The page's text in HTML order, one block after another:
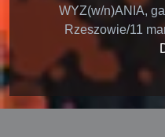
WYZ(w/n)ANIA,
Rzeszowie/11